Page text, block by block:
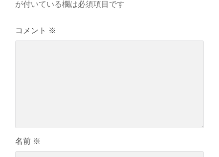
が付いている欄は必須項目です
コメント ※
名前 ※